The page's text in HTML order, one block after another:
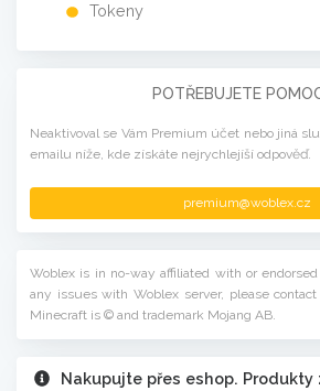
Tokeny
POTŘEBUJETE
Neaktivoval se Vám Premium účet nebo jiná
emailu níže, kde získáte nejrychlejíší odpověď.
premium@woblex.cz
Woblex is in no-way affiliated with or
any issues with Woblex server, please
Minecraft is © and trademark Mojang AB.
Nakupujte přes eshop.